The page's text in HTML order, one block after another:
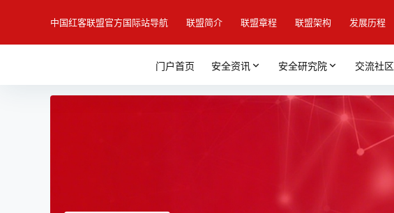
中国红客联盟官方国际站导航 联盟简介 联盟章程 联盟架构 发展历程
门户首页 安全资讯 安全研究院 交流社区